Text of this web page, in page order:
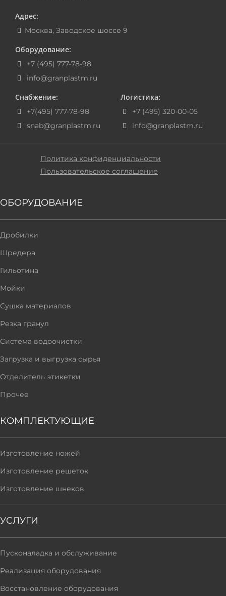
Адрес:
Москва, Заводское шоссе 9
Оборудование:
+7 (495) 777-78-98
info@granplastm.ru
Снабжение:
+7(495) 777-78-98
snab@granplastm.ru
Логистика:
+7 (495) 320-00-05
info@granplastm.ru
Политика конфиденциальности
Пользовательское соглашение
ОБОРУДОВАНИЕ
Дробилки
Шредера
Гильотина
Мойки
Сушка материалов
Резка гранул
Система водоочистки
Загрузка и выгрузка сырья
Отделитель этикетки
Прочее
КОМПЛЕКТУЮЩИЕ
Изготовление ножей
Изготовление решеток
Изготовление шнеков
УСЛУГИ
Пусконаладка и обслуживание
Реализация оборудования
Восстановление оборудования